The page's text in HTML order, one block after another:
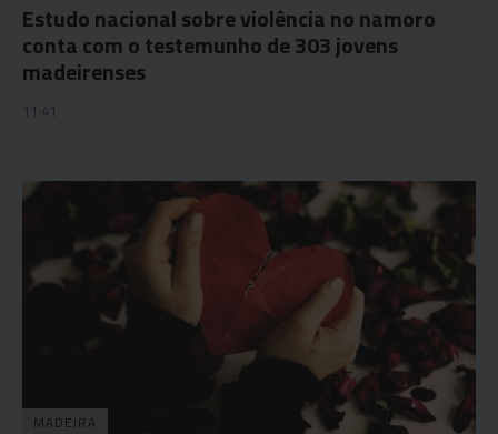
Estudo nacional sobre violência no namoro
conta com o testemunho de 303 jovens
madeirenses
11:41
MADEIRA